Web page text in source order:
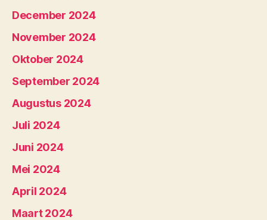
December 2024
November 2024
Oktober 2024
September 2024
Augustus 2024
Juli 2024
Juni 2024
Mei 2024
April 2024
Maart 2024